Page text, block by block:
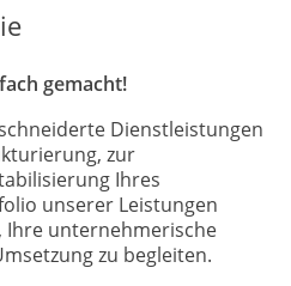
gemacht!
Dienstleistungen
zur
Ihres
unserer Leistungen
unternehmerische
zu begleiten.